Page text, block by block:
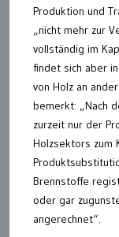
Produktion und
„nicht mehr zur
vollständig im
findet sich aber
von Holz an
bemerkt: „Nach
zurzeit nur der
Holzsektors zum
Brennstoffe
oder gar
angerechnet“.